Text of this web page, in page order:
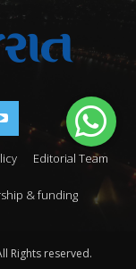
Editorial Team
& funding
Rights reserved.